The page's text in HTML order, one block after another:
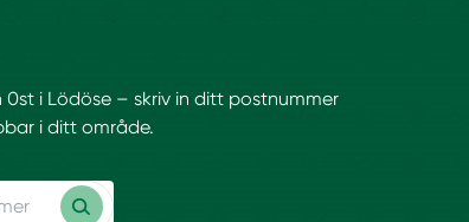
i Lödöse – skriv in ditt postnummer
i ditt område.